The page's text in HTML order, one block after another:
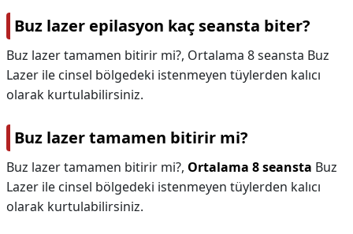
Buz lazer epilasyon kaç seansta biter?
Buz lazer tamamen bitirir mi?, Ortalama 8 seansta Buz
Lazer ile cinsel bölgedeki istenmeyen tüylerden kalıcı
olarak kurtulabilirsiniz.
Buz lazer tamamen bitirir mi?
Buz lazer tamamen bitirir mi?, Ortalama 8 seansta Buz
Lazer ile cinsel bölgedeki istenmeyen tüylerden kalıcı
olarak kurtulabilirsiniz.